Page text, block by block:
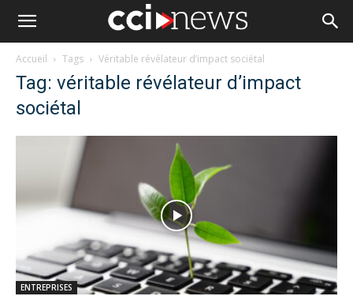
Accueil Tags Véritable révélateur d’impact sociétal
Tag: véritable révélateur d’impact
sociétal
ENTREPRISES